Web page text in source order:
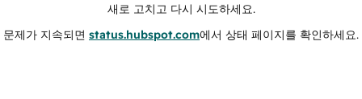
새로 고치고 다시 시도하세요.
문제가 지속되면 status.hubspot.com에서 상태 페이지를 확인하세요.